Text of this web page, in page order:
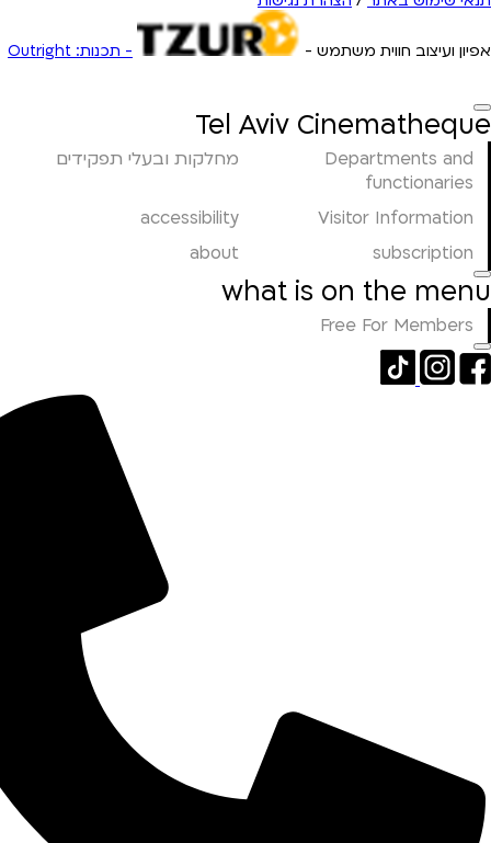
אפיון ועיצוב חווית משתמש - - תכנות: Outright
Tel Aviv Cinematheque
Departments and
functionaries
מחלקות ובעלי תפקידים
Visitor Information
accessibility
subscription
about
what is on the menu
Free For Members